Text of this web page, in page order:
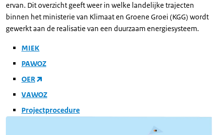
ervan. Dit overzicht geeft weer in welke landelijke trajecten
binnen het ministerie van Klimaat en Groene Groei (KGG) wordt
gewerkt aan de realisatie van een duurzaam energiesysteem.
MIEK
PAWOZ
OER
VAWOZ
Projectprocedure